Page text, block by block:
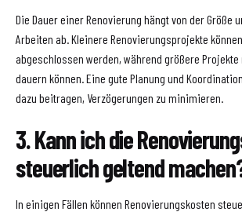
Die Dauer einer Renovierung hängt von der Größe
Arbeiten ab. Kleinere Renovierungsprojekte
abgeschlossen werden, während größere Projekte
dauern können. Eine gute Planung und
dazu beitragen, Verzögerungen zu minimieren.
3. Kann ich die
steuerlich geltend
In einigen Fällen können Renovierungskosten